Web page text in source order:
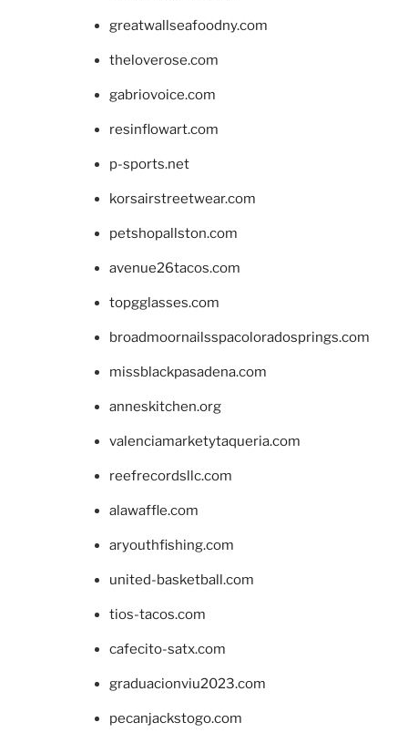
greatwallseafoodny.com
theloverose.com
gabriovoice.com
resinflowart.com
p-sports.net
korsairstreetwear.com
petshopallston.com
avenue26tacos.com
topgglasses.com
broadmoornailsspacoloradosprings.com
missblackpasadena.com
anneskitchen.org
valenciamarketytaqueria.com
reefrecordsllc.com
alawaffle.com
aryouthfishing.com
united-basketball.com
tios-tacos.com
cafecito-satx.com
graduacionviu2023.com
pecanjackstogo.com